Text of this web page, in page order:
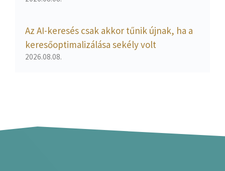
Az AI-keresés csak akkor tűnik újnak, ha a
keresőoptimalizálása sekély volt
2026.08.08.